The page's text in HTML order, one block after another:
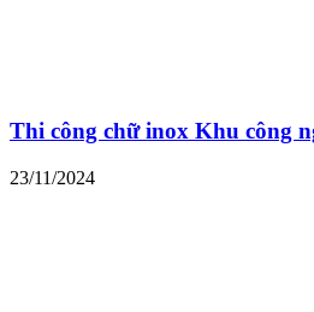
Thi công chữ inox Khu công
23/11/2024